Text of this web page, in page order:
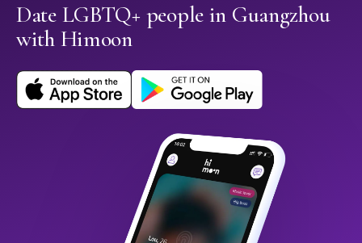
Date LGBTQ+ people in Guangzhou
with Himoon